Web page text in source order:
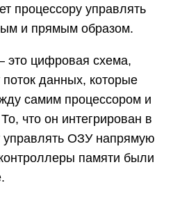
процессору управлять
и прямым образом.
это цифровая схема,
поток данных, которые
самим процессором и
что он интегрирован в
управлять ОЗУ напрямую
памяти были